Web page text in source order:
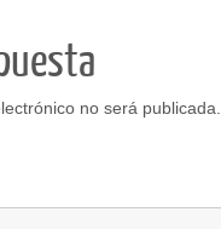
no será publicada.